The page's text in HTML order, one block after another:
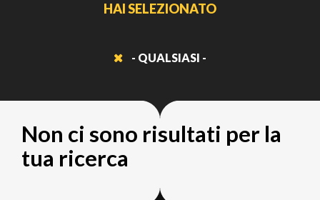
HAI SELEZIONATO
- QUALSIASI -
Non ci sono risultati per la
tua ricerca